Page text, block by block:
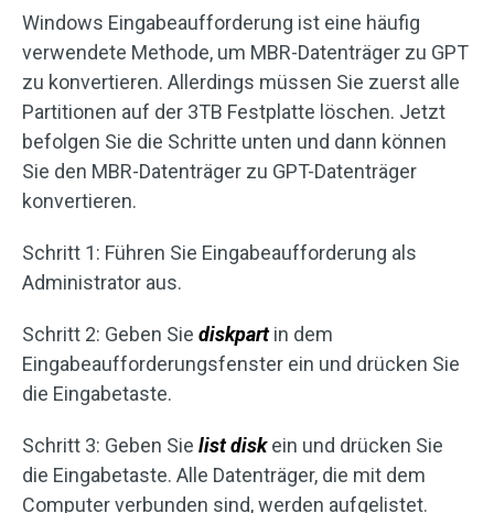
Windows Eingabeaufforderung ist eine häufig
verwendete Methode, um MBR-Datenträger zu GPT
zu konvertieren. Allerdings müssen Sie zuerst alle
Partitionen auf der 3TB Festplatte löschen. Jetzt
befolgen Sie die Schritte unten und dann können
Sie den MBR-Datenträger zu GPT-Datenträger
konvertieren.
Schritt 1: Führen Sie Eingabeaufforderung als
Administrator aus.
Schritt 2: Geben Sie diskpartin dem
Eingabeaufforderungsfenster ein und drücken Sie
die Eingabetaste.
Schritt 3: Geben Sie list diskein und drücken Sie
die Eingabetaste. Alle Datenträger, die mit dem
Computer verbunden sind, werden aufgelistet.